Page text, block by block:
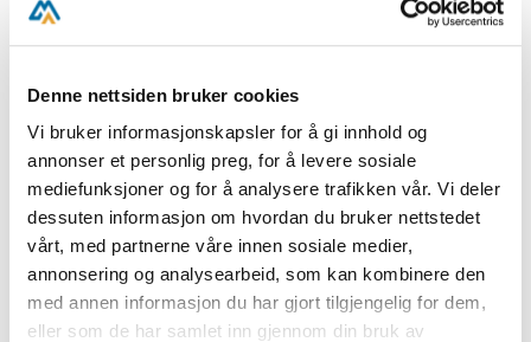
Denne nettsiden bruker cookies
Vi bruker informasjonskapsler for å gi innhold og
annonser et personlig preg, for å levere sosiale
mediefunksjoner og for å analysere trafikken vår. Vi deler
dessuten informasjon om hvordan du bruker nettstedet
vårt, med partnerne våre innen sosiale medier,
annonsering og analysearbeid, som kan kombinere den
med annen informasjon du har gjort tilgjengelig for dem,
eller som de har samlet inn gjennom din bruk av
med lokalkunnskap. Agderpostens temaarkiv
er sendt til digitalisering, og de digitale filene
klargjøres papirkopiene i personarkivene for
digitalisering. Et utvalg fotografier fra
Fædrelandsvennens arkiv er allerede publisert
på Digitalarkivet.
Samarbeid og publisering